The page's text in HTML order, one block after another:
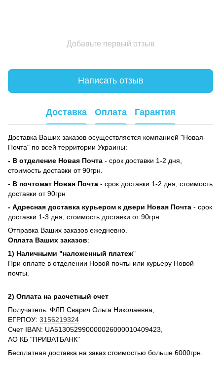
Добавьте первый отзыв
Написать отзыв
Доставка Оплата Гарантия
Доставка Ваших заказов осуществляется компанией "Новая-
Почта" по всей территории Украины:
- В отделение Новая Почта - срок доставки 1-2 дня,
стоимость доставки от 90грн.
- В почтомат Новая Почта - срок доставки 1-2 дня, стоимость
доставки от 90грн
- Адресная доставка курьером к двери Новая Почта - срок
доставки 1-3 дня, стоимость доставки от 90грн
Отправка Ваших заказов ежедневно.
Оплата Ваших заказов:
1) Наличными "наложенный платеж"
При оплате в отделении Новой почты или курьеру Новой
почты.
2) Оплата на расчетный счет
Получатель: ФЛП Сварич Ольга Николаевна,
ЕГРПОУ: 3156219324
Счет IBAN: UA513052990000026000010409423,
АО КБ "ПРИВАТБАНК"
Бесплатная доставка на заказ стоимостью больше 6000грн.